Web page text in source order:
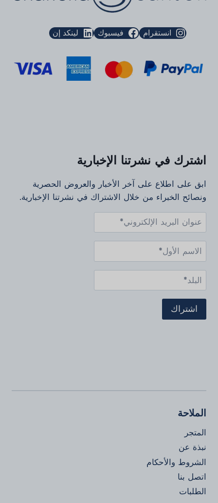
انستقرام فيسبوك لينكد إن
اشترك في نشرتنا الإخبارية
ابق على اطلاع على آخر الأخبار والعروض الحصرية
ونصائح الخبراء من خلال الاشتراك في نشرتنا الإخبارية.
الملاحة
المتجر
نبذة عن
الشروط والأحكام
اتصل بنا
الطلبات